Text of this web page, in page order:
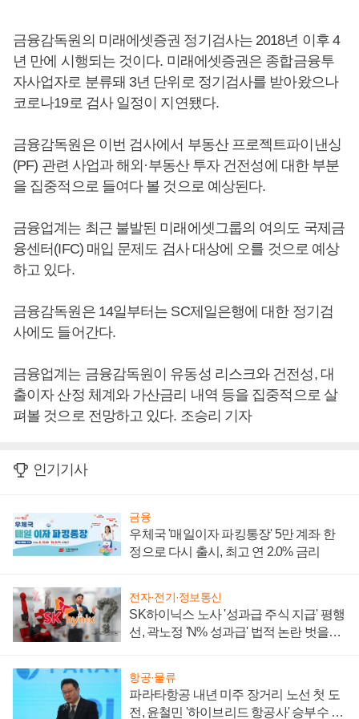
금융감독원의 미래에셋증권 정기검사는 2018년 이후 4
년 만에 시행되는 것이다. 미래에셋증권은 종합금융투
자사업자로 분류돼 3년 단위로 정기검사를 받아왔으나
코로나19로 검사 일정이 지연됐다.
금융감독원은 이번 검사에서 부동산 프로젝트파이낸싱
(PF) 관련 사업과 해외·부동산 투자 건전성에 대한 부분
을 집중적으로 들여다 볼 것으로 예상된다.
금융업계는 최근 불발된 미래에셋그룹의 여의도 국제금
융센터(IFC) 매입 문제도 검사 대상에 오를 것으로 예상
하고 있다.
금융감독원은 14일부터는 SC제일은행에 대한 정기검
사에도 들어간다.
금융업계는 금융감독원이 유동성 리스크와 건전성, 대
출이자 산정 체계와 가산금리 내역 등을 집중적으로 살
펴볼 것으로 전망하고 있다. 조승리 기자
인기기사
금융
우체국 '매일이자 파킹통장' 5만 계좌 한
정으로 다시 출시, 최고 연 2.0% 금리
전자·전기·정보통신
SK하이닉스 노사 '성과급 주식 지급' 평행
선, 곽노정 'N% 성과급' 법적 논란 벗을지
항공·물류
파라타항공 내년 미주 장거리 노선 첫 도
전, 윤철민 '하이브리드 항공사' 승부수 통